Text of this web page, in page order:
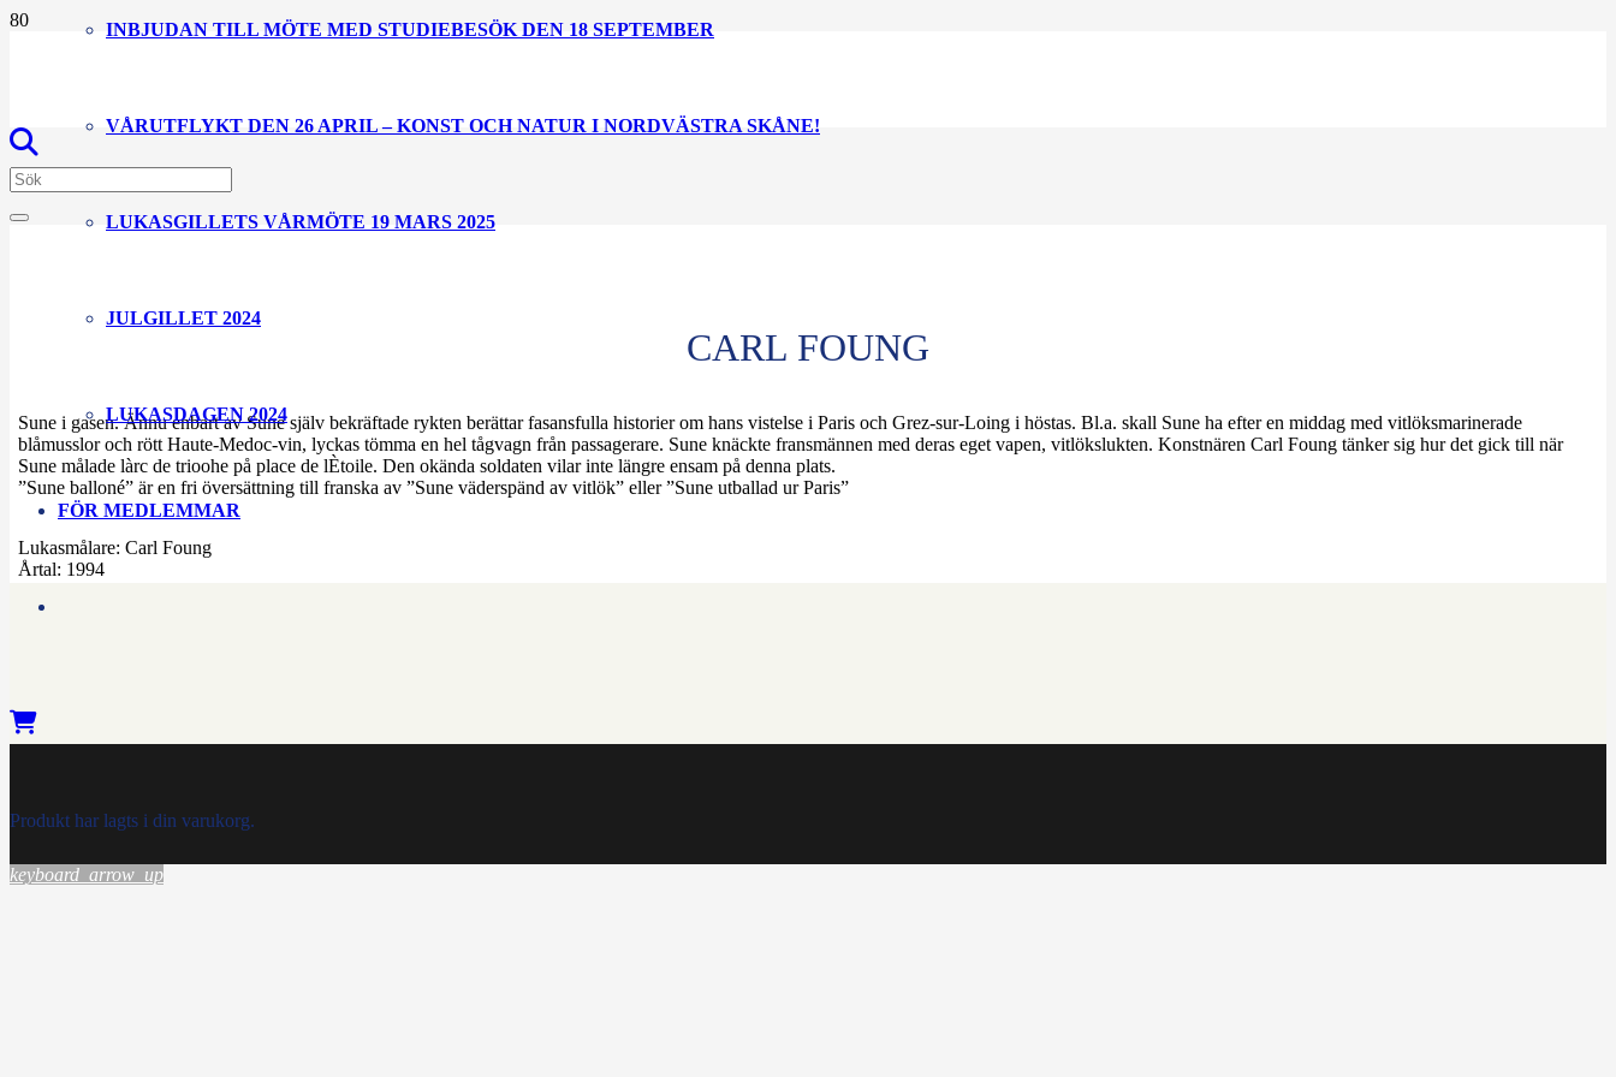
INBJUDAN TILL MÖTE MED STUDIEBESÖK DEN 18 SEPTEMBER
VÅRUTFLYKT DEN 26 APRIL – KONST OCH NATUR I NORDVÄSTRA SKÅNE!
LUKASGILLETS VÅRMÖTE 19 MARS 2025
JULGILLET 2024
LUKASDAGEN 2024
FÖR MEDLEMMAR
Produkt har lagts i din varukorg.
CARL FOUNG
Sune i gasen. Ännu enbart av Sune själv bekräftade rykten berättar fasansfulla historier om hans vistelse i Paris och Grez-sur-Loing i höstas. Bl.a. skall Sune ha efter en middag med vitlöksmarinerade
blåmusslor och rött Haute-Medoc-vin, lyckas tömma en hel tågvagn från passagerare. Sune knäckte fransmännen med deras eget vapen, vitlökslukten. Konstnären Carl Foung tänker sig hur det gick till när
Sune målade làrc de trioohe på place de lÈtoile. Den okända soldaten vilar inte längre ensam på denna plats.
”Sune balloné” är en fri översättning till franska av ”Sune väderspänd av vitlök” eller ”Sune utballad ur Paris”
Lukasmålare: Carl Foung
Årtal: 1994
keyboard_arrow_up